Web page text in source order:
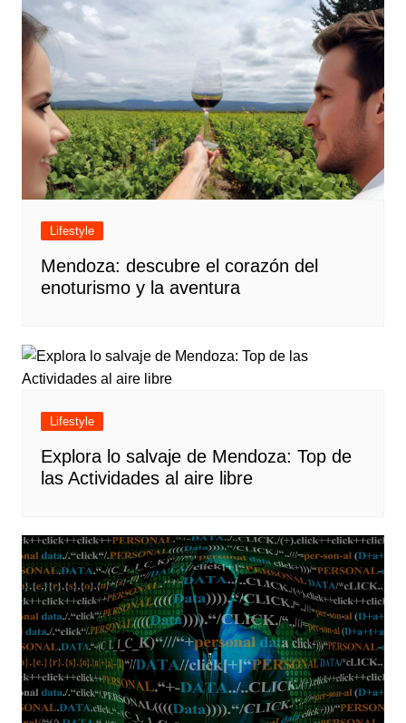
Lifestyle
Mendoza: descubre el corazón del
enoturismo y la aventura
Lifestyle
Explora lo salvaje de Mendoza: Top de
las Actividades al aire libre